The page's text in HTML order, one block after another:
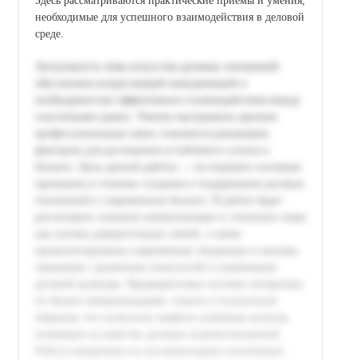
необходимые для успешного взаимодействия в деловой
среде.